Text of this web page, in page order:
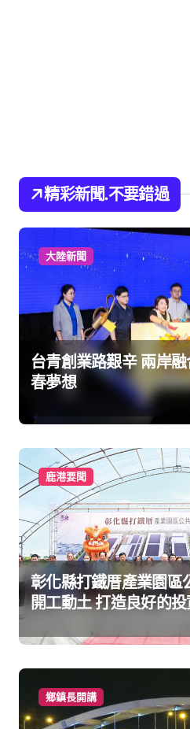
精彩新聞.不要錯過
大陸新聞
台青創業路艱辛 兩岸
春夢想
鹿港要聞
彰化縣打鐵厝產業園區
開工動土 打造良好的投資環境讓
鄉鎮長開講